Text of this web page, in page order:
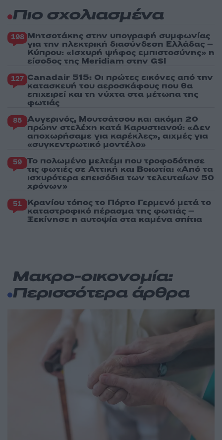
Πιο σχολιασμένα
198 Μητσοτάκης στην υπογραφή συμφωνίας
για την ηλεκτρική διασύνδεση Ελλάδας –
Κύπρου: «Ισχυρή ψήφος εμπιστοσύνης» η
είσοδος της Meridiam στην GSI
127 Canadair 515: Οι πρώτες εικόνες από την
κατασκευή του αεροσκάφους που θα
επιχειρεί και τη νύχτα στα μέτωπα της
φωτιάς
85 Αυγερινός, Μουτσάτσου και ακόμη 20
πρώην στελέχη κατά Καρυστιανού: «Δεν
αποχωρήσαμε για καρέκλες», αιχμές για
«συγκεντρωτικό μοντέλο»
59 Το πολωμένο μελτέμι που τροφοδότησε
τις φωτιές σε Αττική και Βοιωτία: «Από τα
ισχυρότερα επεισόδια των τελευταίων 50
χρόνων»
51 Κρανίου τόπος το Πόρτο Γερμενό μετά το
καταστροφικό πέρασμα της φωτιάς –
Ξεκίνησε η αυτοψία στα καμένα σπίτια
Μακρο-οικονομία:
Περισσότερα άρθρα